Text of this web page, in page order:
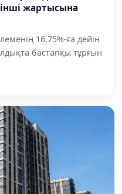
жартысына
16,75%-ға дейін
бастапқы тұрғын